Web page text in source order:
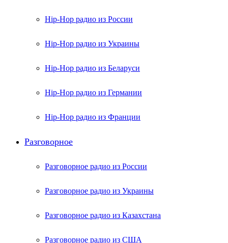
Hip-Hop радио из России
Hip-Hop радио из Украины
Hip-Hop радио из Беларуси
Hip-Hop радио из Германии
Hip-Hop радио из Франции
Разговорное
Разговорное радио из России
Разговорное радио из Украины
Разговорное радио из Казахстана
Разговорное радио из США